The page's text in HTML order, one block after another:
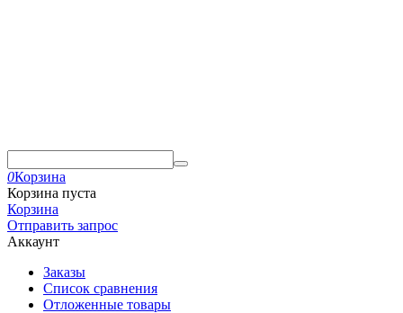
0Корзина
Корзина пуста
Корзина
Отправить запрос
Аккаунт
Заказы
Список сравнения
Отложенные товары